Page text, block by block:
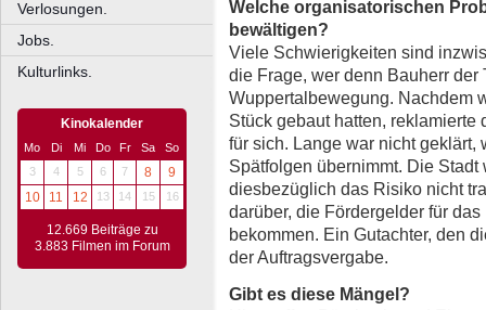
Verlosungen.
Jobs.
Kulturlinks.
Kinokalender
Mo Di Mi Do Fr Sa
So
3
4 5 6 7 8
9
10
11 12 13 14 15 16
12.669 Beiträge zu
3.883 Filmen im Forum
Welche organisatorischen
bewältigen?
Viele Schwierigkeiten sind
die Frage, wer denn Bauherr der
Wuppertalbewegung. Nachdem
Stück gebaut hatten,
für sich. Lange war nicht geklärt,
Spätfolgen übernimmt. Die
diesbezüglich das Risiko nicht
darüber, die Fördergelder für
bekommen. Ein Gutachter, den
der Auftragsvergabe.
Gibt es diese Mängel?